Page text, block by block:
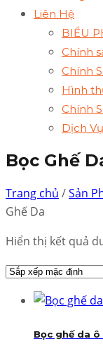
Liên Hệ
BIỂU
Chính
Chính
Hình
Chính
Dịch
Bọc Ghế
Trang chủ /Sản
Ghế Da
Hiển thị kết quả
Bọc ghế da